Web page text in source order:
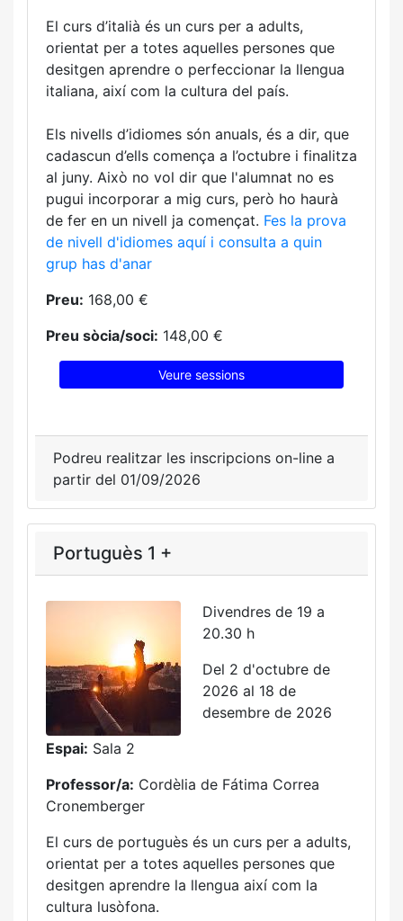
El curs d’italià és un curs per a adults,
orientat per a totes aquelles persones que
desitgen aprendre o perfeccionar la llengua
italiana, així com la cultura del país.
Els nivells d’idiomes són anuals, és a dir, que
cadascun d’ells comença a l’octubre i finalitza
al juny. Això no vol dir que l'alumnat no es
pugui incorporar a mig curs, però ho haurà
de fer en un nivell ja començat. Fes la prova
de nivell d'idiomes aquí i consulta a quin
grup has d'anar
Preu: 168,00 €
Preu sòcia/soci: 148,00 €
Veure sessions
Podreu realitzar les inscripcions on-line a
partir del 01/09/2026
Portuguès 1 +
Divendres de 19 a
20.30 h
Del 2 d'octubre de
2026 al 18 de
desembre de 2026
Espai: Sala 2
Professor/a: Cordèlia de Fátima Correa
Cronemberger
El curs de portuguès és un curs per a adults,
orientat per a totes aquelles persones que
desitgen aprendre la llengua així com la
cultura lusòfona.